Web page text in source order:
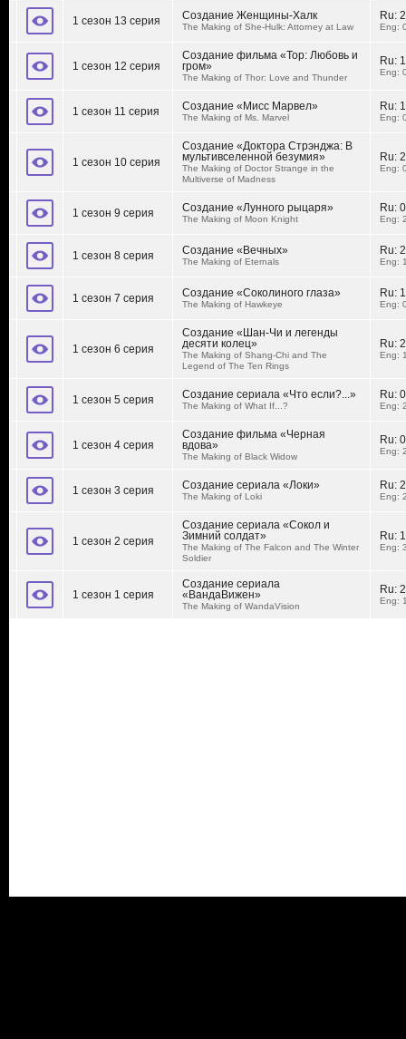
1 сезон 13 серия Создание Женщины-Халк
The Making of She-Hulk: Attorney at Law
Ru:
Eng:
1 сезон 12 серия
Создание фильма «Тор: Любовь и
гром»
The Making of Thor: Love and Thunder
Ru:
Eng:
1 сезон 11 серия Создание «Мисс Марвел»
The Making of Ms. Marvel
Ru:
Eng:
1 сезон 10 серия
Создание «Доктора Стрэнджа: В
мультивселенной безумия»
The Making of Doctor Strange in the
Multiverse of Madness
Ru:
Eng:
1 сезон 9 серия Создание «Лунного рыцаря»
The Making of Moon Knight
Ru:
Eng:
1 сезон 8 серия Создание «Вечных»
The Making of Eternals
Ru:
Eng:
1 сезон 7 серия Создание «Соколиного глаза»
The Making of Hawkeye
Ru:
Eng:
1 сезон 6 серия
Создание «Шан-Чи и легенды
десяти колец»
The Making of Shang-Chi and The
Legend of The Ten Rings
Ru:
Eng:
1 сезон 5 серия Создание сериала «Что если?...»
The Making of What If...?
Ru:
Eng:
1 сезон 4 серия
Создание фильма «Черная
вдова»
The Making of Black Widow
Ru:
Eng:
1 сезон 3 серия Создание сериала «Локи»
The Making of Loki
Ru:
Eng:
1 сезон 2 серия
Создание сериала «Сокол и
Зимний солдат»
The Making of The Falcon and The Winter
Soldier
Ru:
Eng:
1 сезон 1 серия
Создание сериала
«ВандаВижен»
The Making of WandaVision
Ru:
Eng: